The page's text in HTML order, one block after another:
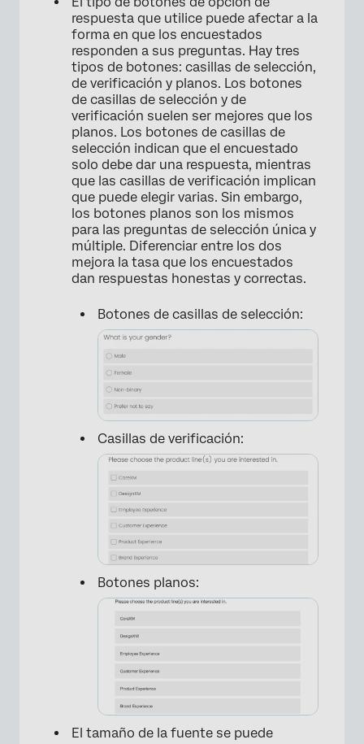
×
respuesta que utilice puede afectar a la
forma en que los encuestados
responden a sus preguntas. Hay tres
tipos de botones: casillas de selección,
de verificación y planos. Los botones
de casillas de selección y de
verificación suelen ser mejores que los
planos. Los botones de casillas de
selección indican que el encuestado
solo debe dar una respuesta, mientras
que las casillas de verificación implican
que puede elegir varias. Sin embargo,
los botones planos son los mismos
para las preguntas de selección única y
múltiple. Diferenciar entre los dos
mejora la tasa que los encuestados
dan respuestas honestas y correctas.
Botones de casillas de selección:
Casillas de verificación:
Botones planos:
El tamaño de la fuente se puede